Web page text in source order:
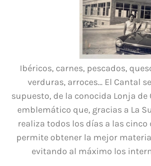
Ibéricos, carnes, pescados,
verduras, arroces… El Cantal
supuesto, de la conocida Lonja de
emblemático que, gracias a La
realiza todos los días a las cinco
permite obtener la mejor
evitando al máximo los